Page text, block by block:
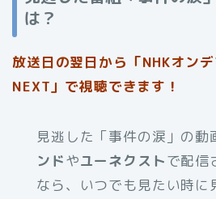
は？
放送日の翌日から「NHKオン
NEXT」で視聴できます！
見逃した「事件の涙」の動
ンドやユーネクストで配信
なら、いつでも見たい時に